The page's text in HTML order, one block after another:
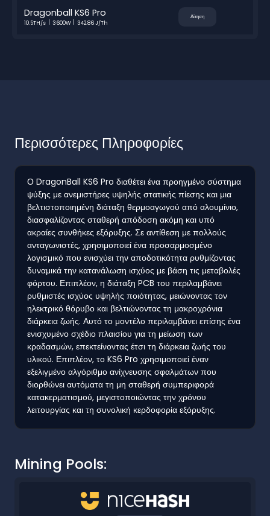
Dragonball KS6 Pro
10.5TH/s 3600W 342.86 J/Th
Αίτηση
Περισσότερες Πληροφορίες
Ο DragonBall KS6 Pro διαθέτει ένα προηγμένο σύστημα
ψύξης με ανεμιστήρες υψηλής στατικής πίεσης και μια
βελτιστοποιημένη διάταξη θερμοαγωγού από αλουμίνιο,
διασφαλίζοντας σταθερή απόδοση ακόμη και υπό
ακραίες συνθήκες εξόρυξης. Σε αντίθεση με πολλούς
ανταγωνιστές, χρησιμοποιεί ένα προσαρμοσμένο
λογισμικό που ενισχύει την αποδοτικότητα ρυθμίζοντας
δυναμικά την κατανάλωση ισχύος με βάση τις μεταβολές
φόρτου. Επιπλέον, η διάταξη PCB του περιλαμβάνει
ρυθμιστές ισχύος υψηλής ποιότητας, μειώνοντας τον
ηλεκτρικό θόρυβο και βελτιώνοντας τη μακροχρόνια
διάρκεια ζωής. Αυτό το μοντέλο περιλαμβάνει επίσης ένα
ενισχυμένο σχέδιο πλαισίου για τη μείωση των
κραδασμών, επεκτείνοντας έτσι τη διάρκεια ζωής του
υλικού. Επιπλέον, το KS6 Pro χρησιμοποιεί έναν
εξελιγμένο αλγόριθμο ανίχνευσης σφαλμάτων που
διορθώνει αυτόματα τη μη σταθερή συμπεριφορά
κατακερματισμού, μεγιστοποιώντας την χρόνου
λειτουργίας και τη συνολική κερδοφορία εξόρυξης.
Mining Pools: